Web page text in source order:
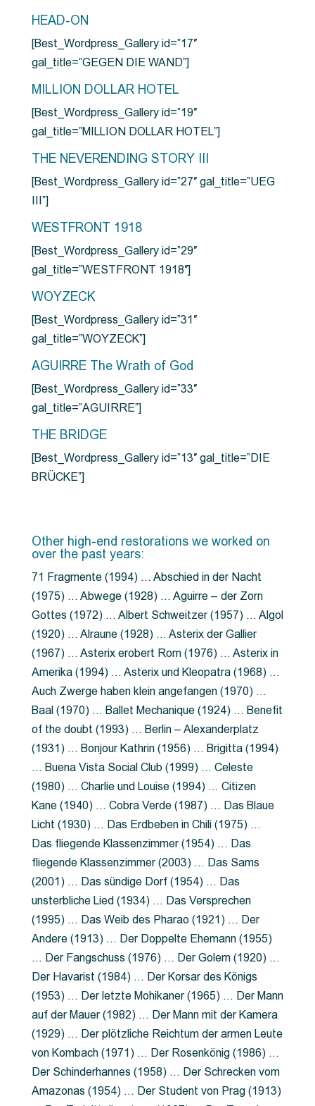
HEAD-ON
[Best_Wordpress_Gallery id=”17″
gal_title=”GEGEN DIE WAND”]
MILLION DOLLAR HOTEL
[Best_Wordpress_Gallery id=”19″
gal_title=”MILLION DOLLAR HOTEL”]
THE NEVERENDING STORY III
[Best_Wordpress_Gallery id=”27″ gal_title=”UEG
III”]
WESTFRONT 1918
[Best_Wordpress_Gallery id=”29″
gal_title=”WESTFRONT 1918″]
WOYZECK
[Best_Wordpress_Gallery id=”31″
gal_title=”WOYZECK”]
AGUIRRE The Wrath of God
[Best_Wordpress_Gallery id=”33″
gal_title=”AGUIRRE”]
THE BRIDGE
[Best_Wordpress_Gallery id=”13″ gal_title=”DIE
BRÜCKE”]
Other high-end restorations we worked on
over the past years:
71 Fragmente (1994) … Abschied in der Nacht
(1975) … Abwege (1928) … Aguirre – der Zorn
Gottes (1972) … Albert Schweitzer (1957) … Algol
(1920) … Alraune (1928) … Asterix der Gallier
(1967) … Asterix erobert Rom (1976) … Asterix in
Amerika (1994) … Asterix und Kleopatra (1968) …
Auch Zwerge haben klein angefangen (1970) …
Baal (1970) … Ballet Mechanique (1924) … Benefit
of the doubt (1993) … Berlin – Alexanderplatz
(1931) … Bonjour Kathrin (1956) … Brigitta (1994)
… Buena Vista Social Club (1999) … Celeste
(1980) … Charlie und Louise (1994) … Citizen
Kane (1940) … Cobra Verde (1987) … Das Blaue
Licht (1930) … Das Erdbeben in Chili (1975) …
Das fliegende Klassenzimmer (1954) … Das
fliegende Klassenzimmer (2003) … Das Sams
(2001) … Das sündige Dorf (1954) … Das
unsterbliche Lied (1934) … Das Versprechen
(1995) … Das Weib des Pharao (1921) … Der
Andere (1913) … Der Doppelte Ehemann (1955)
… Der Fangschuss (1976) … Der Golem (1920) …
Der Havarist (1984) … Der Korsar des Königs
(1953) … Der letzte Mohikaner (1965) … Der Mann
auf der Mauer (1982) … Der Mann mit der Kamera
(1929) … Der plötzliche Reichtum der armen Leute
von Kombach (1971) … Der Rosenkönig (1986) …
Der Schinderhannes (1958) … Der Schrecken vom
Amazonas (1954) … Der Student von Prag (1913)